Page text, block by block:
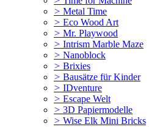
> Metal Time
> Eco Wood Art
> Mr. Playwood
> Intrism Marble Maze
> Nanoblock
> Brixies
> Bausätze für Kinder
> IDventure
> Escape Welt
> 3D Papiermodelle
> Wise Elk Mini Bricks